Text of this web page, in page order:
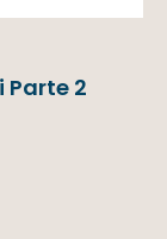
Parte 2